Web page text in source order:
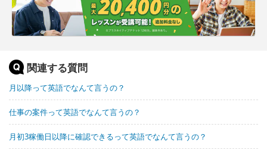
関連する質問
月以降って英語でなんて言うの？
仕事の案件って英語でなんて言うの？
月初3稼働日以降に確認できるって英語でなんて言うの？